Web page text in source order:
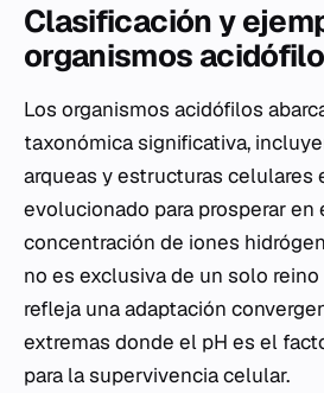
Clasificación y
organismos
Los organismos acidófilos
taxonómica significativa,
arqueas y estructuras celulares
evolucionado para prosperar en
concentración de iones
no es exclusiva de un solo
refleja una adaptación
extremas donde el pH es el
para la supervivencia celular.